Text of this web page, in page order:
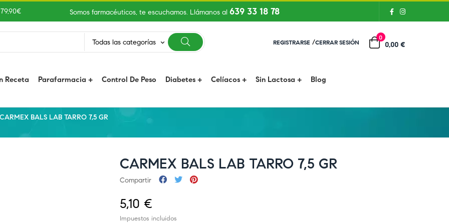
Somos farmacéuticos, te escuchamos. Llámanos al 639 33 18 78
Todas las categorías keyboard_arrow_down REGISTRARSE /CERRAR SESIÓN
0
0,00 €
Receta Parafarmacia Control De Peso Diabetes Celíacos Sin Lactosa Blog
CARMEX BALS LAB TARRO 7,5 GR
CARMEX BALS LAB TARRO 7,5 GR
Compartir
5,10 €
Impuestos incluidos